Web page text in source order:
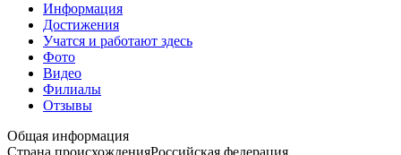
Информация
Достижения
Учатся и работают здесь
Фото
Видео
Филиалы
Отзывы
Общая информация
Страна происхожденияРоссийская федерация